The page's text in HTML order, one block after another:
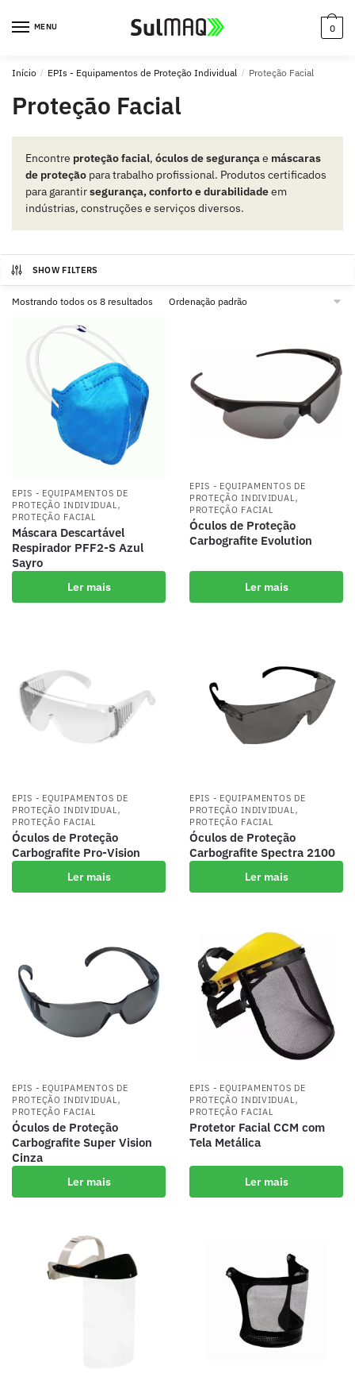
MENU 0
Início / EPIs - Equipamentos de Proteção Individual / Proteção Facial
Proteção Facial
Encontre proteção facial, óculos de segurançae máscaras
de proteçãopara trabalho profissional. Produtos certificados
para garantirsegurança, conforto e durabilidadeem
indústrias, construções e serviços diversos.
SHOW FILTERS
Mostrando todos os 8 resultados
EPIS - EQUIPAMENTOS DE
PROTEÇÃO INDIVIDUAL,
PROTEÇÃO FACIAL
Máscara Descartável
Respirador PFF2-S Azul
Sayro
Ler mais
EPIS - EQUIPAMENTOS DE
PROTEÇÃO INDIVIDUAL ,
PROTEÇÃO FACIAL
Óculos de Proteção
Carbografite Evolution
Ler mais
EPIS - EQUIPAMENTOS DE
PROTEÇÃO INDIVIDUAL,
PROTEÇÃO FACIAL
Óculos de Proteção
Carbografite Pro-Vision
Ler mais
EPIS - EQUIPAMENTOS DE
PROTEÇÃO INDIVIDUAL,
PROTEÇÃO FACIAL
Óculos de Proteção
Carbografite Spectra 2100
Ler mais
EPIS - EQUIPAMENTOS DE
PROTEÇÃO INDIVIDUAL,
PROTEÇÃO FACIAL
Óculos de Proteção
Carbografite Super Vision
Cinza
Ler mais
EPIS - EQUIPAMENTOS DE
PROTEÇÃO INDIVIDUAL,
PROTEÇÃO FACIAL
Protetor Facial CCM com
Tela Metálica
Ler mais